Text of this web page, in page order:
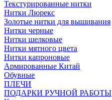
Текстурированные нитки
Нитки Люрекс
Золотые нитки для вышивания
Нитки черные
Нитки шелковые
Нитки мятного цвета
Нитки капроновые
Армированные Китай
Обувные
ПЛЕЧИ
ПОДАРКИ РУЧНОЙ РАБОТЫ